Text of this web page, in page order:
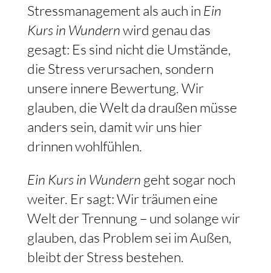
Stressmanagement als auch in Ein
Kurs in Wundernwird genau das
gesagt: Es sind nicht die Umstände,
die Stress verursachen, sondern
unsere innere Bewertung. Wir
glauben, die Welt da draußen müsse
anders sein, damit wir uns hier
drinnen wohlfühlen.
Ein Kurs in Wundern geht sogar noch
weiter. Er sagt: Wir träumen eine
Welt der Trennung – und solange wir
glauben, das Problem sei im Außen,
bleibt der Stress bestehen.